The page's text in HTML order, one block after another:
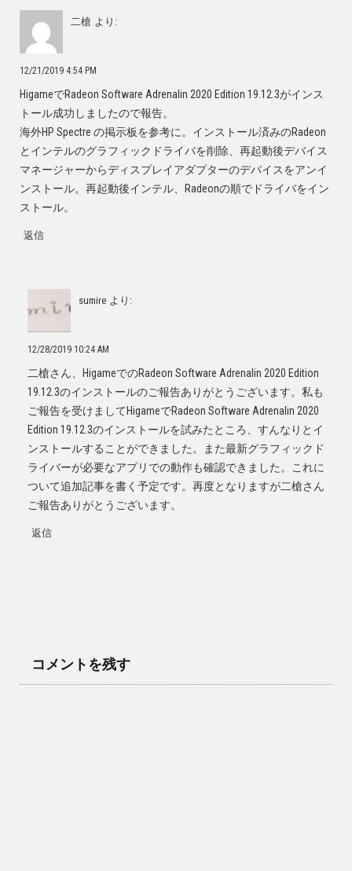
二槍 より:
12/21/2019 4:54 PM
HigameでRadeon Software Adrenalin 2020 Edition 19.12.3がインス
トール成功しましたので報告。
海外HP Spectre の掲示板を参考に。インストール済みのRadeon
とインテルのグラフィックドライバを削除、再起動後デバイス
マネージャーからディスプレイアダプターのデバイスをアンイ
ンストール。再起動後インテル、Radeonの順でドライバをイン
ストール。
返信
sumire より:
12/28/2019 10:24 AM
二槍さん、HigameでのRadeon Software Adrenalin 2020 Edition
19.12.3のインストールのご報告ありがとうございます。私も
ご報告を受けましてHigameでRadeon Software Adrenalin 2020
Edition 19.12.3のインストールを試みたところ、すんなりとイ
ンストールすることができました。また最新グラフィックド
ライバーが必要なアプリでの動作も確認できました。これに
ついて追加記事を書く予定です。再度となりますが二槍さん
ご報告ありがとうございます。
返信
コメントを残す